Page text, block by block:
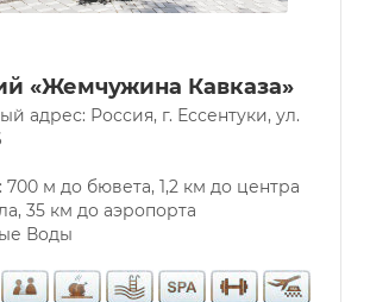
«Жемчужина Кавказа»
адрес: Россия, г. Ессентуки, ул.
700 м до бювета, 1,2 км до центра
35 км до аэропорта
Воды